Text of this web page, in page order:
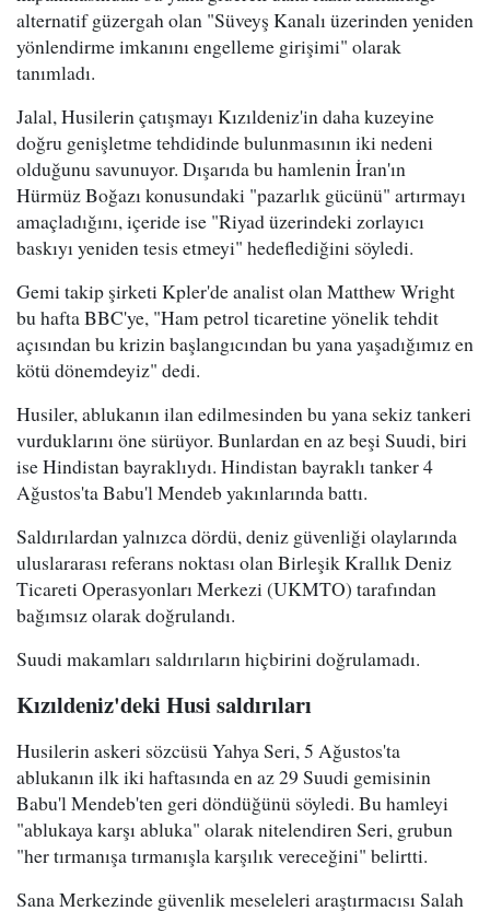
alternatif güzergah olan "Süveyş Kanalı üzerinden yeniden
yönlendirme imkanını engelleme girişimi" olarak
tanımladı.
Jalal, Husilerin çatışmayı Kızıldeniz'in daha kuzeyine
doğru genişletme tehdidinde bulunmasının iki nedeni
olduğunu savunuyor. Dışarıda bu hamlenin İran'ın
Hürmüz Boğazı konusundaki "pazarlık gücünü" artırmayı
amaçladığını, içeride ise "Riyad üzerindeki zorlayıcı
baskıyı yeniden tesis etmeyi" hedeflediğini söyledi.
Gemi takip şirketi Kpler'de analist olan Matthew Wright
bu hafta BBC'ye, "Ham petrol ticaretine yönelik tehdit
açısından bu krizin başlangıcından bu yana yaşadığımız en
kötü dönemdeyiz" dedi.
Husiler, ablukanın ilan edilmesinden bu yana sekiz tankeri
vurduklarını öne sürüyor. Bunlardan en az beşi Suudi, biri
ise Hindistan bayraklıydı. Hindistan bayraklı tanker 4
Ağustos'ta Babu'l Mendeb yakınlarında battı.
Saldırılardan yalnızca dördü, deniz güvenliği olaylarında
uluslararası referans noktası olan Birleşik Krallık Deniz
Ticareti Operasyonları Merkezi (UKMTO) tarafından
bağımsız olarak doğrulandı.
Suudi makamları saldırıların hiçbirini doğrulamadı.
Kızıldeniz'deki Husi saldırıları
Husilerin askeri sözcüsü Yahya Seri, 5 Ağustos'ta
ablukanın ilk iki haftasında en az 29 Suudi gemisinin
Babu'l Mendeb'ten geri döndüğünü söyledi. Bu hamleyi
"ablukaya karşı abluka" olarak nitelendiren Seri, grubun
"her tırmanışa tırmanışla karşılık vereceğini" belirtti.
Sana Merkezinde güvenlik meseleleri araştırmacısı Salah